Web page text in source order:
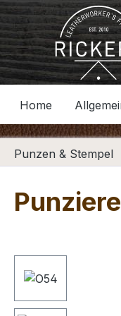
Hauptinhalt
Zur Suche springen
Zur
Home
Punzen & Stempel
Bildergalerie